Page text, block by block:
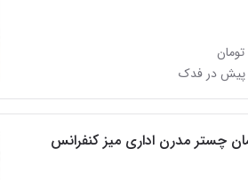
پیش در فدک
انواع مبلمان چستر مدرن اداری میز کنفرانس